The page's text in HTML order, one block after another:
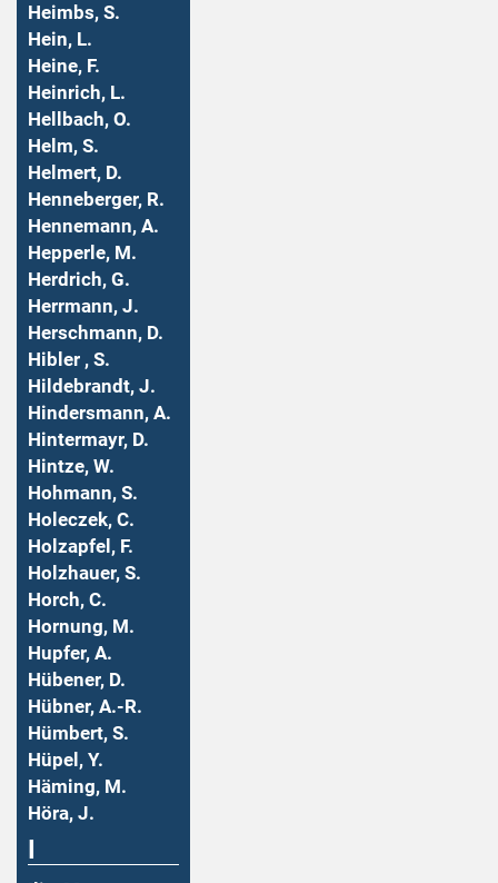
Heimbs, S.
Hein, L.
Heine, F.
Heinrich, L.
Hellbach, O.
Helm, S.
Helmert, D.
Henneberger, R.
Hennemann, A.
Hepperle, M.
Herdrich, G.
Herrmann, J.
Herschmann, D.
Hibler , S.
Hildebrandt, J.
Hindersmann, A.
Hintermayr, D.
Hintze, W.
Hohmann, S.
Holeczek, C.
Holzapfel, F.
Holzhauer, S.
Horch, C.
Hornung, M.
Hupfer, A.
Hübener, D.
Hübner, A.-R.
Hümbert, S.
Hüpel, Y.
Häming, M.
Höra, J.